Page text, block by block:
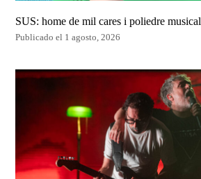
SUS: home de mil cares i poliedre musical
Publicado el 1 agosto, 2026